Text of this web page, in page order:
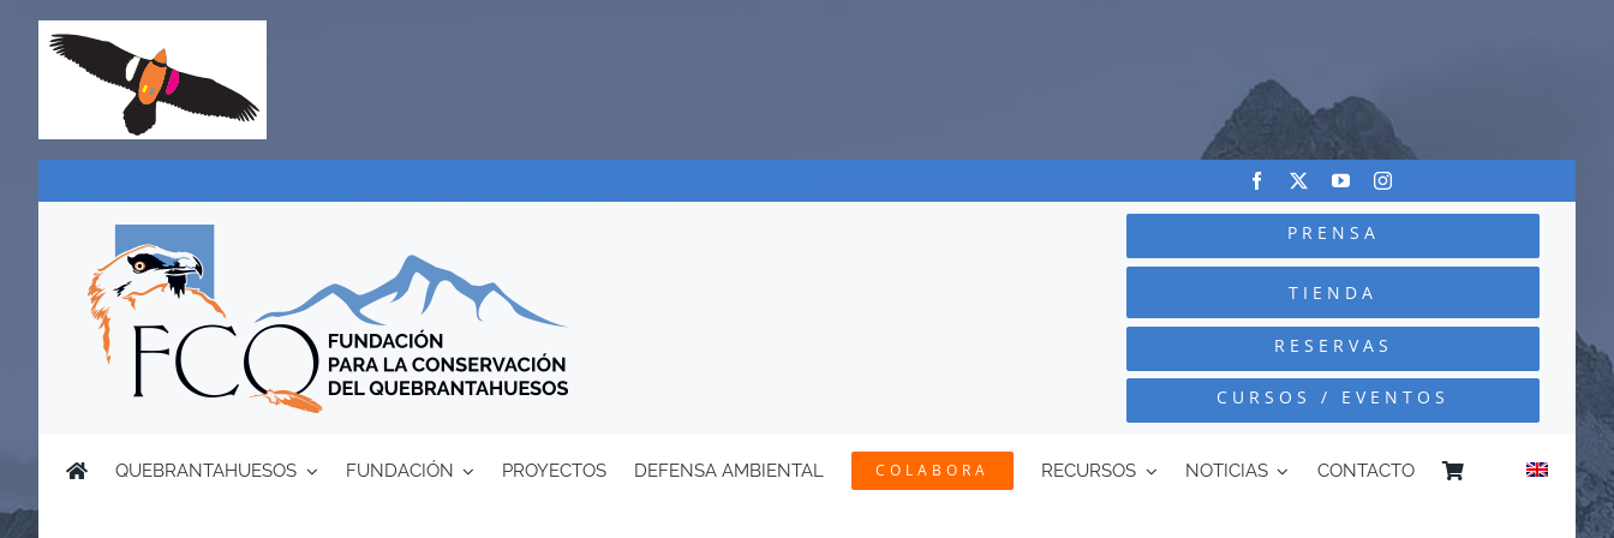
contenido
PRENSA
TIENDA
RESERVAS
CURSOS / EVENTOS
QUEBRANTAHUESOS FUNDACIÓN PROYECTOS DEFENSA AMBIENTAL COLABORA RECURSOS NOTICIAS CONTACTO